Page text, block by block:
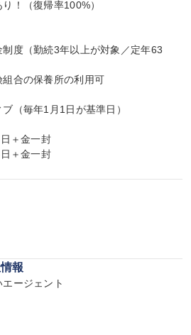
！（復帰率100%）
度（勤続3年以上が対象／定年63
合の保養所の利用可
（毎年1月1日が基準日）
＋金一封
＋金一封
報
ージェント